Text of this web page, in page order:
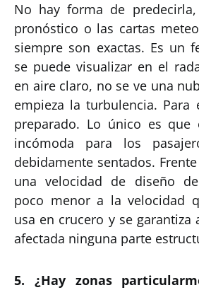
No hay forma de
pronóstico o las cartas
siempre son exactas. Es un
se puede visualizar en el
en aire claro, no se ve una
empieza la turbulencia. Para
preparado. Lo único es que
incómoda para los
debidamente sentados.
una velocidad de diseño
poco menor a la velocidad
usa en crucero y se garantiza
afectada ninguna parte
5. ¿Hay zonas